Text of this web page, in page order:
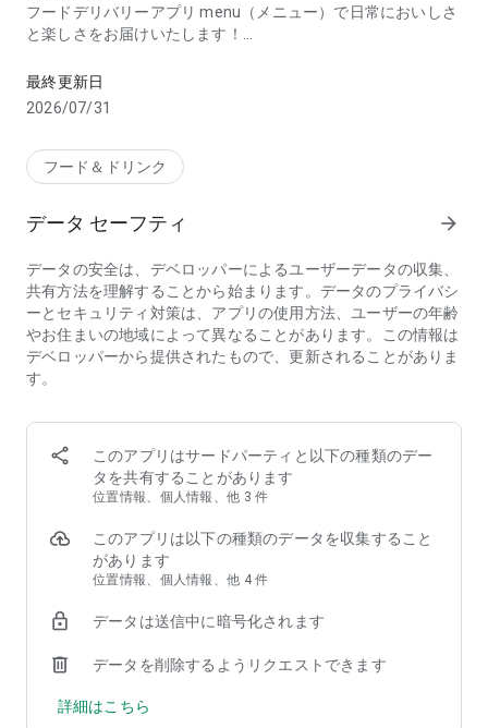
フードデリバリーアプリ menu（メニュー）で日常においしさ
と楽しさをお届けいたします！
【こんな方におススメのフードデリバリーアプリ menu(メニ
ュー)】
探している
・家から出たくないのでお店の料理を宅配してほしい
・夜中に急にがっつりメニューが食べたくなるので出前で頼ん
・ホームパーティーをフードデリバリーで豪華にしたい
・ロケ弁や会議弁当を出前で注文したい
・仕事が忙しいのでフードデリバリーを使いたい
・行列店は好きだけど並ばずにテイクアウトしたい
・忙しい中でも美味しいものをフードデリバリーで楽しみたい
・人気店の料理、おいしいグルメを家でゆったりと楽しみたい
◆フードデリバリーアプリ menu（メニュー）が選ばれる3つ
の理由
①【お得なキャンペーン】初回クーポンのほか、店舗限定割
②【掲載店舗が豊富】馴染みのチェーン店から人気の行列店ま
で、加盟店舗は90,000店以上！
③【安心して注文できる】使いやすい＆わかりやすい操作画面
も安心！
◆ここだけの紹介！フードデリバリーアプリ menu（メニュ
◎人気商品割引などのキャンペーンを日々チェック！いつでも
最終更新日
2026/07/31
フード＆ドリンク
データ セーフティ arrow_forward
データの安全は、デベロッパーによるユーザーデータの収集、
共有方法を理解することから始まります。データのプライバシ
ーとセキュリティ対策は、アプリの使用方法、ユーザーの年齢
やお住まいの地域によって異なることがあります。この情報は
デベロッパーから提供されたもので、更新されることがありま
す。
このアプリはサードパーティと以下の種類のデー
タを共有することがあります
位置情報、個人情報、他 3 件
このアプリは以下の種類のデータを収集すること
があります
位置情報、個人情報、他 4 件
データは送信中に暗号化されます
データを削除するようリクエストできます
詳細はこちら